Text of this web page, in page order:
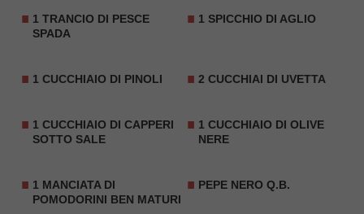
1 TRANCIO DI PESCE
SPADA
1 SPICCHIO DI AGLIO
1 CUCCHIAIO DI PINOLI 2 CUCCHIAI DI UVETTA
1 CUCCHIAIO DI CAPPERI
SOTTO SALE
1 CUCCHIAIO DI OLIVE
NERE
1 MANCIATA DI
POMODORINI BEN MATURI
PEPE NERO Q.B.